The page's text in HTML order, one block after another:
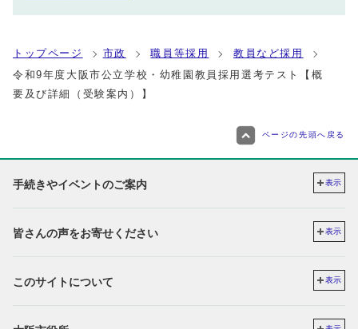
トップページ 市政 職員等採用
教員など採用
令和9年度大阪市公立学校・幼稚園教員採用選考テスト【概
要及び詳細（受験案内）】
ページの先頭へ戻る
手続きやイベントのご案内 表示
皆さんの声をお寄せください 表示
このサイトについて 表示